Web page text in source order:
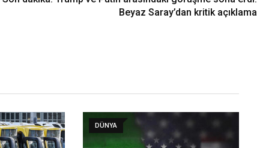
Beyaz Saray’dan kritik açıklama
DÜNYA